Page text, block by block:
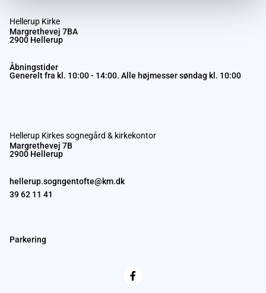
Hellerup Kirke
Margrethevej 7BA
2900 Hellerup
Åbningstider
Generelt fra kl. 10:00 - 14:00. Alle højmesser søndag kl. 10:00
Hellerup Kirkes sognegård & kirkekontor
Margrethevej 7B
2900 Hellerup
hellerup.sogngentofte@km.dk
39 62 11 41
Parkering